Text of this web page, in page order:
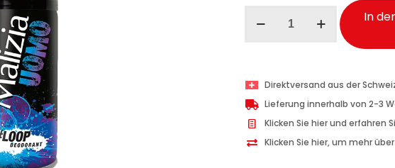
100
ml
Menge
In
Direktversand aus der
Lieferung innerhalb von 2-3
Klicken Sie hier und erfahren
Klicken Sie hier, um mehr